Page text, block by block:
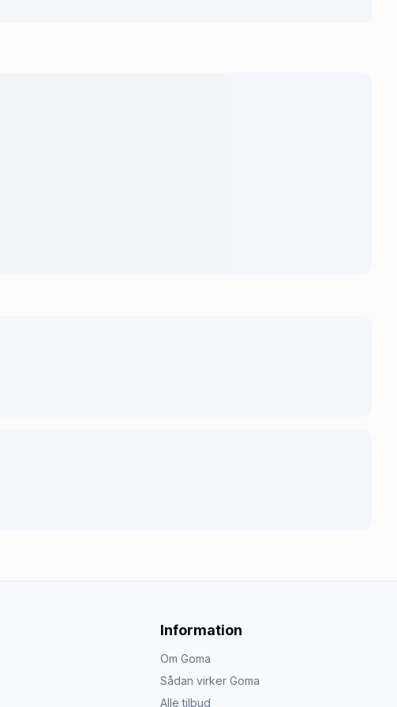
Information
Om Goma
Sådan virker Goma
Alle tilbud